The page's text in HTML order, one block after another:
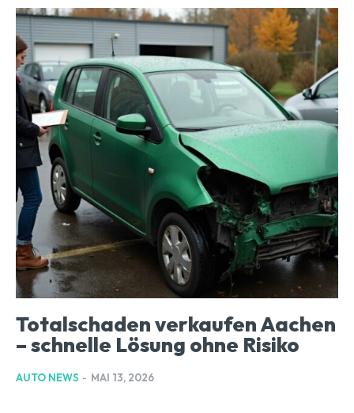
Totalschaden verkaufen Aachen
– schnelle Lösung ohne Risiko
AUTO NEWS - MAI 13, 2026